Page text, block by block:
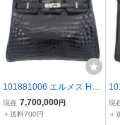
101881006 エルメス HE
RMES バーキン 25 □O刻
印 ブルーインディゴ シル
現在 7,700,000円
＋送料700円
現
＋